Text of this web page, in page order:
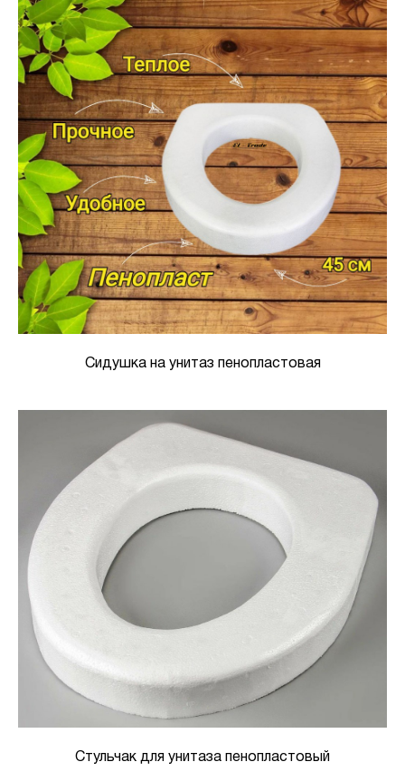
Сидушка на унитаз пенопластовая
Стульчак для унитаза пенопластовый